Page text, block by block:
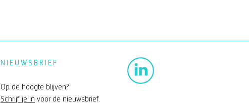
NIEUWSBRIEF
Op de hoogte blijven?
Schrijf je in voor de nieuwsbrief.